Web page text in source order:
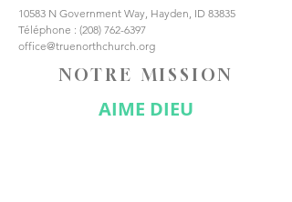
10583 N Government Way, Hayden, ID 83835
Téléphone : (208) 762-6397
office@truenorthchurch.org
NOTRE MISSION
AIME DIEU